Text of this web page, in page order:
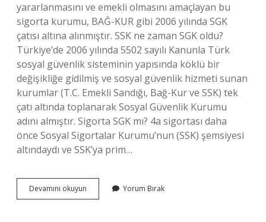
yararlanmasını ve emekli olmasını amaçlayan bu
sigorta kurumu, BAĞ-KUR gibi 2006 yılında SGK
çatısı altına alınmıştır. SSK ne zaman SGK oldu?
Türkiye’de 2006 yılında 5502 sayılı Kanunla Türk
sosyal güvenlik sisteminin yapısında köklü bir
değişikliğe gidilmiş ve sosyal güvenlik hizmeti sunan
kurumlar (T.C. Emekli Sandığı, Bağ-Kur ve SSK) tek
çatı altında toplanarak Sosyal Güvenlik Kurumu
adını almıştır. Sigorta SGK mı? 4a sigortası daha
önce Sosyal Sigortalar Kurumu’nun (SSK) şemsiyesi
altındaydı ve SSK’ya prim…
Devamını okuyun
Ve
Yorum Bırak